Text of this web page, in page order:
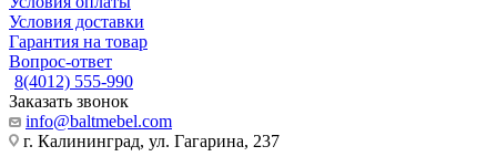
Условия доставки
Гарантия на товар
Вопрос-ответ
8(4012) 555-990
Заказать звонок
info@baltmebel.com
г. Калининград, ул. Гагарина, 237